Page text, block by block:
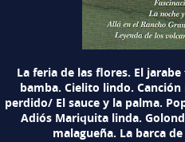
La feria de las flores. El
bamba. Cielito lindo. Canción
perdido/ El sauce y la palma.
Adiós Mariquita linda.
malagueña. La barca